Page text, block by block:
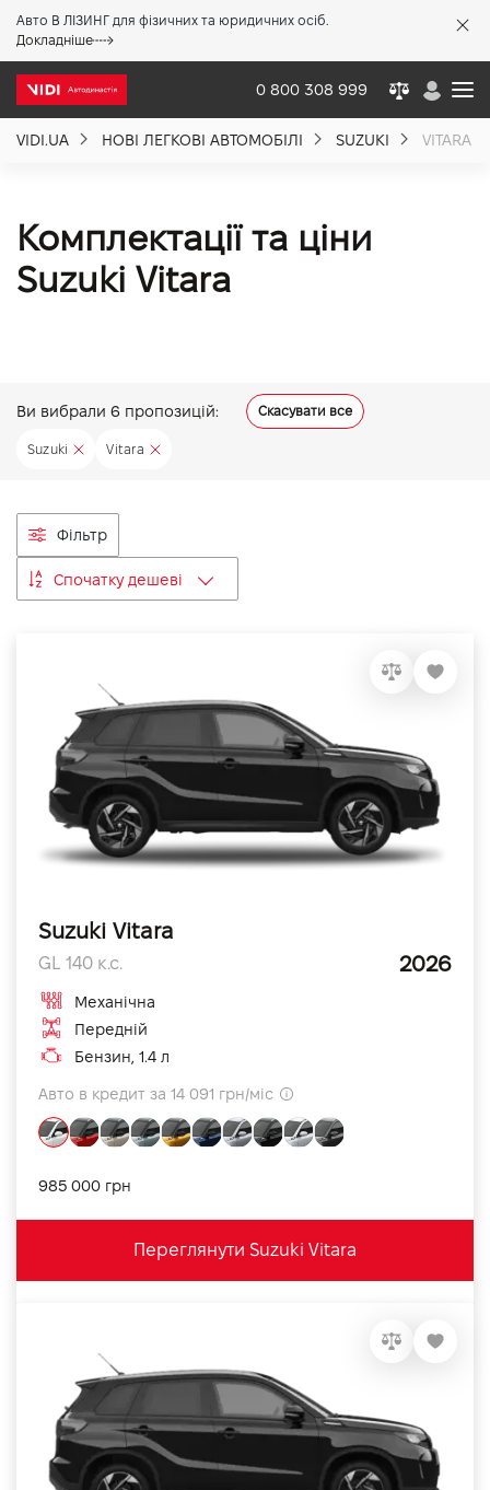
Авто В ЛІЗИНГ для фізичних та юридичних осіб.
Докладніше
0 800 308 999
VIDI.UA НОВІ ЛЕГКОВІ АВТОМОБІЛІ SUZUKI VITARA
Комплектації та ціни
Suzuki Vitara
Ви вибрали 6 пропозицій: Скасувати все
Suzuki Vitara
Фільтр
Спочатку дешеві
Suzuki Vitara
GL 140 к.с. 2026
Механічна
Передній
Бензин, 1.4 л
Авто в кредит за 14 091 грн/міс
985 000 грн
Переглянути Suzuki Vitara
Акції %
Новини
Вакансії
VIDI Кар'єра
Контакти